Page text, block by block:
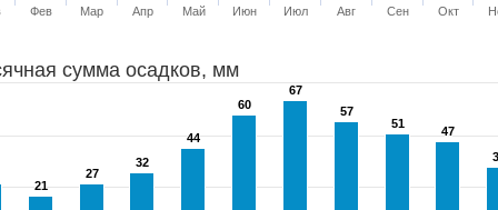
Фев Мар Апр Май Июн Июл Авг Сен Окт
сумма осадков, мм
21
21
27
27
32
32
44
44
60
60
67
67
57
57
51
51
47
47